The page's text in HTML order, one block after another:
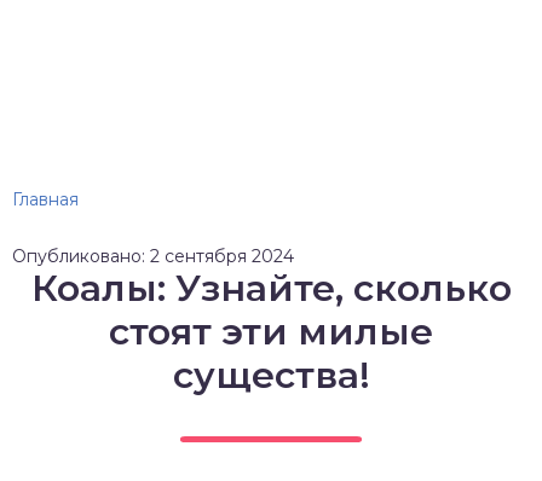
Главная
Опубликовано: 2 сентября 2024
Коалы: Узнайте, сколько
стоят эти милые
существа!